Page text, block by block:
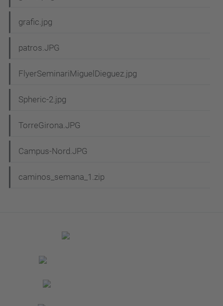
grafic.jpg
patros.JPG
FlyerSeminariMiguelDieguez.jpg
Spheric-2.jpg
TorreGirona.JPG
Campus-Nord.JPG
caminos_semana_1.zip